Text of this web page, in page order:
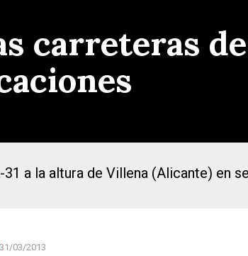
carreteras
a la altura de Villena (Alicante) en
31/03/2013